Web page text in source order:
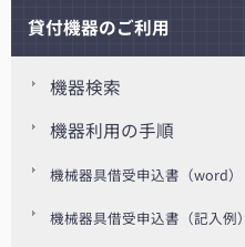
貸付機器のご利用
機器検索
機器利用の手順
機械器具借受申込書（word）
機械器具借受申込書（記入例）